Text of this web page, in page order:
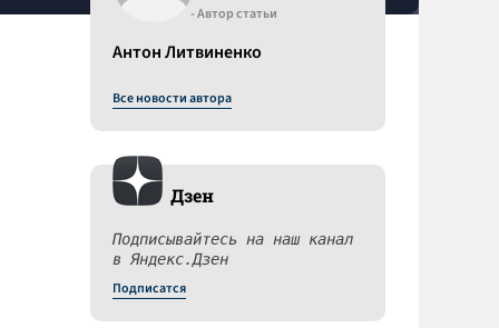
- Автор статьи
Антон Литвиненко
Все новости автора
Дзен
Подписывайтесь на наш канал
в Яндекс.Дзен
Подписатся